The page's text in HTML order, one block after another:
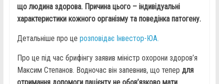
що людина здорова. Причина цього – індивідуальні
характеристики кожного організму та поведінка патогену.
Детальніше про це розповідає Інвестор-ЮА.
Про це під час брифінгу заявив міністр охорони здоров’я
Максим Степанов. Водночас він запевнив, що тепер для